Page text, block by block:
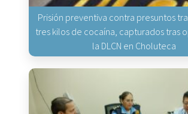
Prisión preventiva contra presuntos
tres kilos de cocaína, capturados tras
la DLCN en Choluteca